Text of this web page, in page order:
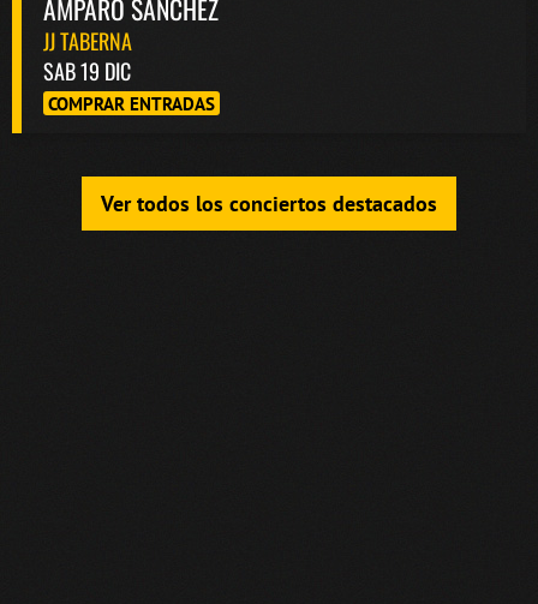
AMPARO SÁNCHEZ
JJ TABERNA
SAB 19 DIC
COMPRAR ENTRADAS
Ver todos los conciertos destacados